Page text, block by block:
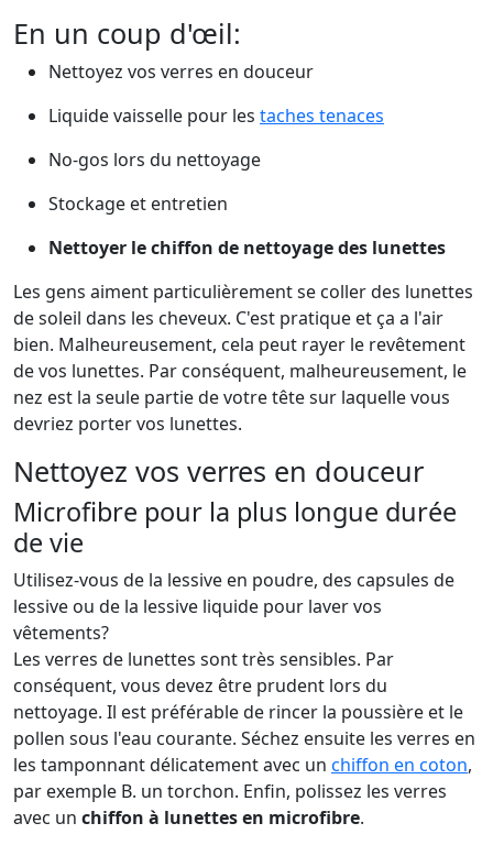
En un coup d'œil:
Nettoyez vos verres en douceur
Liquide vaisselle pour les taches tenaces
No-gos lors du nettoyage
Stockage et entretien
Nettoyer le chiffon de nettoyage des lunettes
Les gens aiment particulièrement se coller des lunettes
de soleil dans les cheveux. C'est pratique et ça a l'air
bien. Malheureusement, cela peut rayer le revêtement
de vos lunettes. Par conséquent, malheureusement, le
nez est la seule partie de votre tête sur laquelle vous
devriez porter vos lunettes.
Nettoyez vos verres en douceur
Microfibre pour la plus longue durée
de vie
Utilisez-vous de la lessive en poudre, des capsules de
lessive ou de la lessive liquide pour laver vos
vêtements?
Les verres de lunettes sont très sensibles. Par
conséquent, vous devez être prudent lors du
nettoyage. Il est préférable de rincer la poussière et le
pollen sous l'eau courante. Séchez ensuite les verres en
les tamponnant délicatement avec un chiffon en coton,
par exemple B. un torchon. Enfin, polissez les verres
avec un chiffon à lunettes en microfibre.